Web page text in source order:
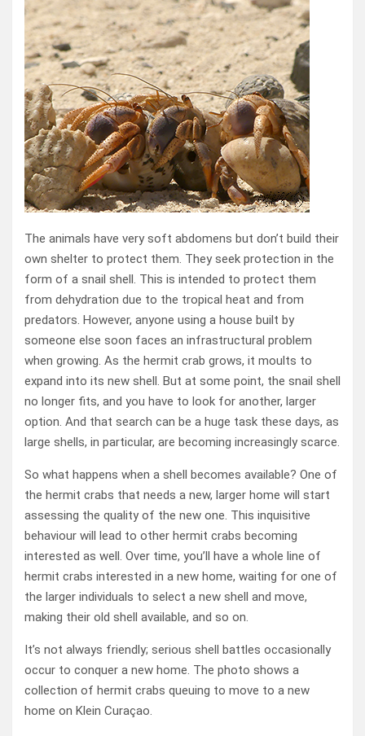
The animals have very soft abdomens but don’t build their
own shelter to protect them. They seek protection in the
form of a snail shell. This is intended to protect them
from dehydration due to the tropical heat and from
predators. However, anyone using a house built by
someone else soon faces an infrastructural problem
when growing. As the hermit crab grows, it moults to
expand into its new shell. But at some point, the snail shell
no longer fits, and you have to look for another, larger
option. And that search can be a huge task these days, as
large shells, in particular, are becoming increasingly scarce.
So what happens when a shell becomes available? One of
the hermit crabs that needs a new, larger home will start
assessing the quality of the new one. This inquisitive
behaviour will lead to other hermit crabs becoming
interested as well. Over time, you’ll have a whole line of
hermit crabs interested in a new home, waiting for one of
the larger individuals to select a new shell and move,
making their old shell available, and so on.
It’s not always friendly; serious shell battles occasionally
occur to conquer a new home. The photo shows a
collection of hermit crabs queuing to move to a new
home on Klein Curaçao.